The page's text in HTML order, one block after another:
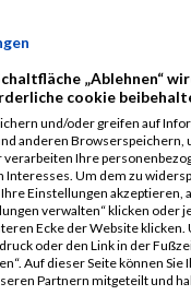
Le 0000 GER
Le 2002
KPos = Kategorie
„Ablehnen“
cookie
und/oder greifen auf
anderen Browserspeichern,
Ihre
Um dem zu
Ihre Einstellungen
verwalten“ klicken oder
Ecke der Website
oder den Link in der
Auf dieser Seite können
Partnern mitgeteilt und